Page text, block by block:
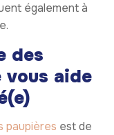
également à
des
vous aide
paupières est de